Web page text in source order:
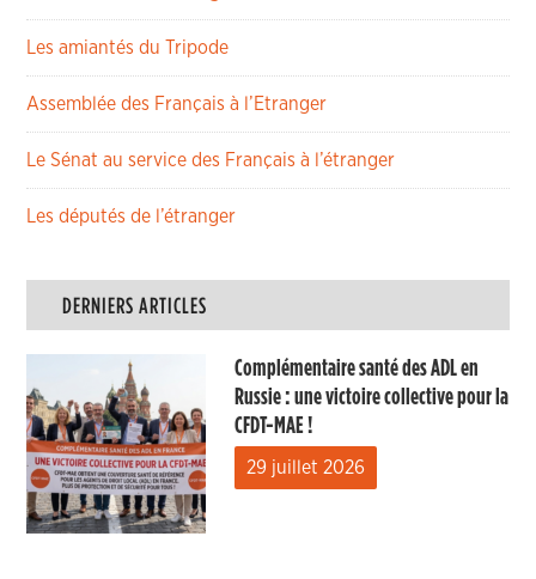
Les amiantés du Tripode
Assemblée des Français à l’Etranger
Le Sénat au service des Français à l’étranger
Les députés de l’étranger
DERNIERS ARTICLES
Complémentaire santé des ADL en
Russie : une victoire collective pour la
CFDT-MAE !
29 juillet 2026